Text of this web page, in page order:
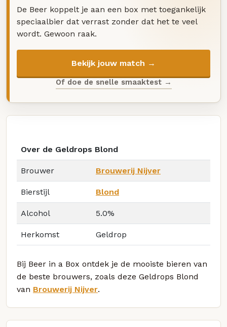
De Beer koppelt je aan een box met toegankelijk
speciaalbier dat verrast zonder dat het te veel
wordt. Gewoon raak.
Bekijk jouw match →
Of doe de snelle smaaktest →
Over de Geldrops Blond
Brouwer Brouwerij Nijver
Bierstijl Blond
Alcohol 5.0%
Herkomst Geldrop
Bij Beer in a Box ontdek je de mooiste bieren van
de beste brouwers, zoals deze Geldrops Blond
van Brouwerij Nijver.